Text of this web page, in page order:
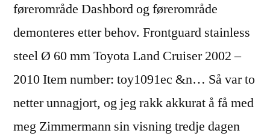
førerområde Dashbord og førerområde
demonteres etter behov. Frontguard stainless
steel Ø 60 mm Toyota Land Cruiser 2002 –
2010 Item number: toy1091ec &n… Så var to
netter unnagjort, og jeg rakk akkurat å få med
meg Zimmermann sin visning tredje dagen